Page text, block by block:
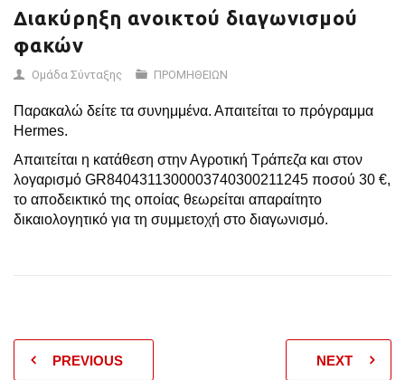
Διακύρηξη ανοικτού διαγωνισμού
φακών
Ομάδα Σύνταξης ΠΡΟΜΗΘΕΙΩΝ
Παρακαλώ δείτε τα συνημμένα. Απαιτείται το πρόγραμμα
Hermes.
Απαιτείται η κατάθεση στην Αγροτική Τράπεζα και στον
λογαρισμό GR8404311300003740300211245 ποσού 30 €,
το αποδεικτικό της οποίας θεωρείται απαραίτητο
δικαιολογητικό για τη συμμετοχή στο διαγωνισμό.
PREVIOUS NEXT